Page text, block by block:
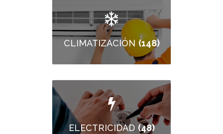
CLIMATIZACIÓN (148)
ELECTRICIDAD (48)